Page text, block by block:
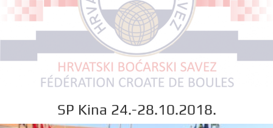
SP Kina 24.-28.10.2018.